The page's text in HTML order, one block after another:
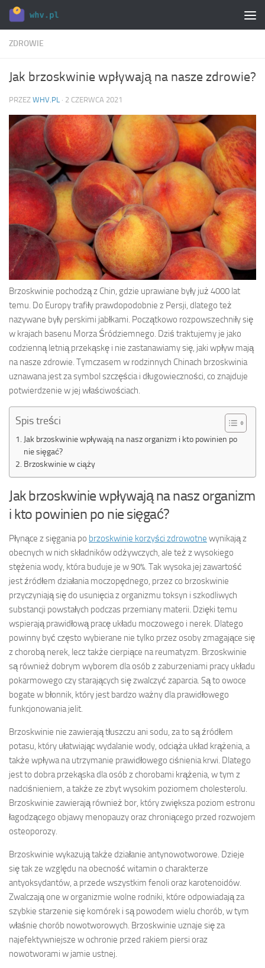
Skip to content
ZDROWIE
Jak brzoskwinie wpływają na nasze zdrowie?
PRZEZ WHV.PL · 2 CZERWCA 2021
Brzoskwinie pochodzą z Chin, gdzie uprawiane były już 4000 lat
temu. Do Europy trafiły prawdopodobnie z Persji, dlatego też
nazywane były perskimi jabłkami. Początkowo rozpowszechniły się
w krajach basenu Morza Śródziemnego. Dziś traktujemy je jako
codzienną letnią przekąskę i nie zastanawiamy się, jaki wpływ mają
na nasze zdrowie. Tymczasem w rodzinnych Chinach brzoskwinia
uznawana jest za symbol szczęścia i długowieczności, co znajduje
potwierdzenie w jej właściwościach.
Spis treści
Jak brzoskwinie wpływają na nasz organizm i kto powinien po
nie sięgać?
Brzoskwinie w ciąży
Jak brzoskwinie wpływają na nasz organizm
i kto powinien po nie sięgać?
Płynące z sięgania po brzoskwinie korzyści zdrowotne wynikają z
obecnych w nich składników odżywczych, ale też z wysokiego
stężenia wody, która buduje je w 90%. Tak wysoka jej zawartość
jest źródłem działania moczopędnego, przez co brzoskwinie
przyczyniają się do usunięcia z organizmu toksyn i szkodliwych
substancji powstałych podczas przemiany materii. Dzięki temu
wspierają prawidłową pracę układu moczowego i nerek. Dlatego
powinny być często wybierane nie tylko przez osoby zmagające się
z chorobą nerek, lecz także cierpiące na reumatyzm. Brzoskwinie
są również dobrym wyborem dla osób z zaburzeniami pracy układu
pokarmowego czy starających się zwalczyć zaparcia. Są to owoce
bogate w błonnik, który jest bardzo ważny dla prawidłowego
funkcjonowania jelit.
Brzoskwinie nie zawierają tłuszczu ani sodu, za to są źródłem
potasu, który ułatwiając wydalanie wody, odciąża układ krążenia, a
także wpływa na utrzymanie prawidłowego ciśnienia krwi. Dlatego
jest to dobra przekąska dla osób z chorobami krążenia, w tym z
nadciśnieniem, a także ze zbyt wysokim poziomem cholesterolu.
Brzoskwinie zawierają również bor, który zwiększa poziom estronu
łagodzącego objawy menopauzy oraz chroniącego przed rozwojem
osteoporozy.
Brzoskwinie wykazują także działanie antynowotworowe. Dzieje
się tak ze względu na obecność witamin o charakterze
antyoksydantów, a przede wszystkim fenoli oraz karotenoidów.
Zwalczają one w organizmie wolne rodniki, które odpowiadają za
szybkie starzenie się komórek i są powodem wielu chorób, w tym
właśnie chorób nowotworowych. Brzoskwinie uznaje się za
najefektywniejsze w ochronie przed rakiem piersi oraz
nowotworami w jamie ustnej.